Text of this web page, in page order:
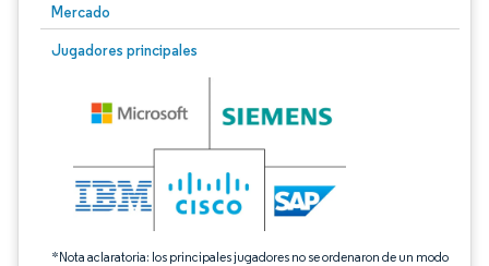
Mercado
Jugadores principales
*Nota aclaratoria: los principales jugadores no se ordenaron de un modo
Imagen © Mordor Intelligence. El uso requiere atribución según CC BY 4.0.